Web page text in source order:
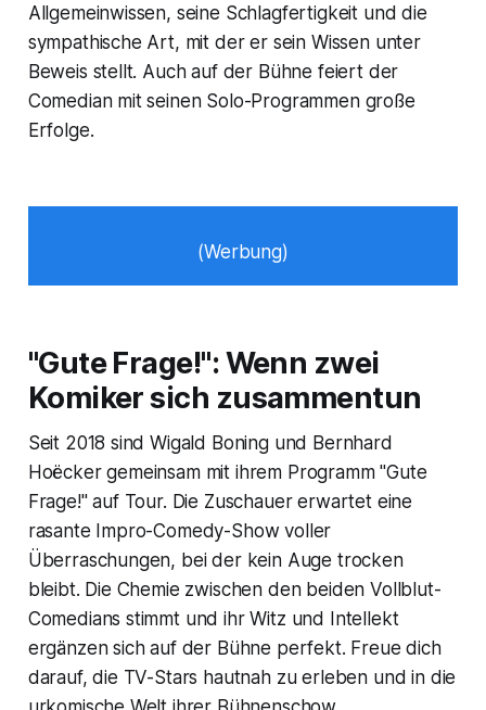
Allgemeinwissen, seine Schlagfertigkeit und die
sympathische Art, mit der er sein Wissen unter
Beweis stellt. Auch auf der Bühne feiert der
Comedian mit seinen Solo-Programmen große
Erfolge.
(Werbung)
"Gute Frage!": Wenn zwei
Komiker sich zusammentun
Seit 2018 sind Wigald Boning und Bernhard
Hoëcker gemeinsam mit ihrem Programm "Gute
Frage!" auf Tour. Die Zuschauer erwartet eine
rasante Impro-Comedy-Show voller
Überraschungen, bei der kein Auge trocken
bleibt. Die Chemie zwischen den beiden Vollblut-
Comedians stimmt und ihr Witz und Intellekt
ergänzen sich auf der Bühne perfekt. Freue dich
darauf, die TV-Stars hautnah zu erleben und in die